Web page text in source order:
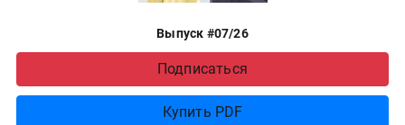
Выпуск #07/26
Подписаться
Купить PDF